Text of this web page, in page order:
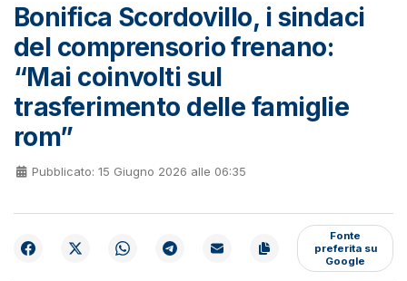
Bonifica Scordovillo, i sindaci
del comprensorio frenano:
“Mai coinvolti sul
trasferimento delle famiglie
rom”
Pubblicato: 15 Giugno 2026 alle 06:35
Fonte
preferita su
Google